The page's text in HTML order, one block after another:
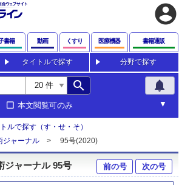
account_circle
書籍 動画 くすり 医療機器 書籍通販
タイトルで探す 分野で探す
search notifications
本文閲覧可のみ
ルで探す（す・せ・そ）
ジャーナル
95号(2020)
ジャーナル 95号 前の号 次の号